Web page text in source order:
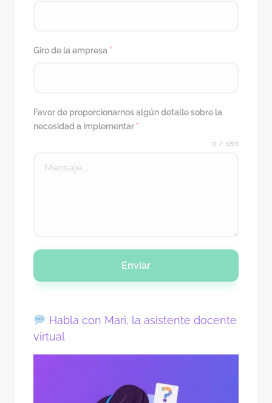
Giro de la empresa *
Favor de proporcionarnos algún detalle sobre la
necesidad a implementar *
0 / 180
Enviar
Habla con Mari, la asistente docente
virtual